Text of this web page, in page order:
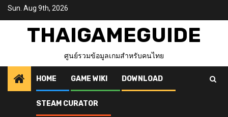
SkipSun. Aug 9th, 2026
THAIGAMEGUIDE
ศูนย์รวมข้อมูลเกมสำหรับคนไทย
HOME GAME WIKI DOWNLOAD
STEAM CURATOR